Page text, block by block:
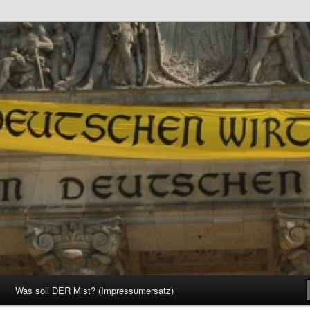
Was soll DER Mist? (Impressumersatz)